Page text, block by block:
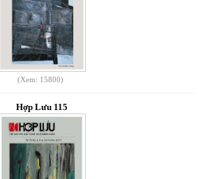
(Xem: 15800)
Hợp Lưu 115